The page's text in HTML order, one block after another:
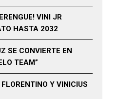
VINI JR
HASTA 2032
SE CONVIERTE EN
TEAM”
Y VINICIUS